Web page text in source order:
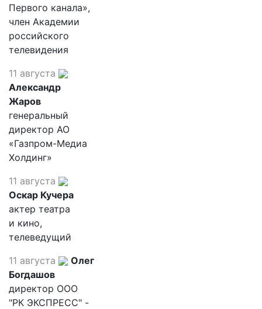
Первого канала»,
член Академии
российского
телевидения
11 августа
Александр
Жаров
генеральный
директор АО
«Газпром-Медиа
Холдинг»
11 августа
Оскар Кучера
актер театра
и кино,
телеведущий
11 августа
Олег
Богдашов
директор ООО
"РК ЭКСПРЕСС" -